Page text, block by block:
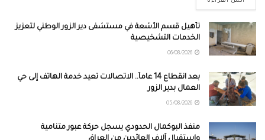
تأهيل قسم الأشعة في مستشفى دير الزور الوطني لتعزيز
الخدمات التشخيصية
بعد انقطاع 14 عاماً.. الاتصالات تعيد خدمة الهاتف إلى حي
العمال بدير الزور
منفذ البوكمال الحدودي يسجل حركة عبور متنامية